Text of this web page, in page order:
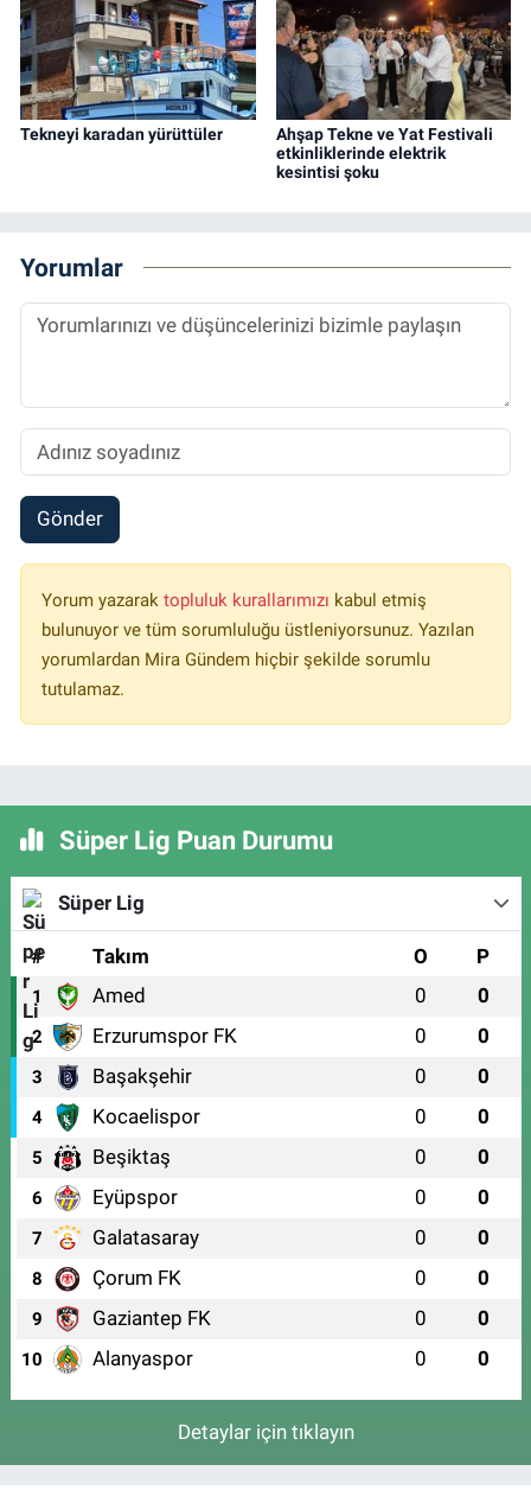
Tekneyi karadan yürüttüler
Ahşap Tekne ve Yat Festivali
etkinliklerinde elektrik
kesintisi şoku
Yorumlar
Gönder
Yorum yazarak topluluk kurallarımızı kabul etmiş
bulunuyor ve tüm sorumluluğu üstleniyorsunuz. Yazılan
yorumlardan Mira Gündem hiçbir şekilde sorumlu
tutulamaz.
Süper Lig Puan Durumu
Süper Lig
# Takım O P
1 Amed 0 0
2 Erzurumspor FK 0 0
3 Başakşehir 0 0
4 Kocaelispor 0 0
5 Beşiktaş 0 0
6 Eyüpspor 0 0
7 Galatasaray 0 0
8 Çorum FK 0 0
9 Gaziantep FK 0 0
10 Alanyaspor 0 0
Detaylar için tıklayın